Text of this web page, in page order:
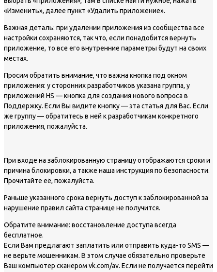
«Изменить», далее пункт «Удалить приложение».
Важная деталь: при удалении приложения из сообщества все
настройки сохраняются, так что, если понадобится вернуть
приложение, то все его внутренние параметры будут на своих
местах.
Просим обратить внимание, что важна кнопка под окном
приложения: у сторонних разработчиков указана группа, у
приложений HS — кнопка для создания нового вопроса в
Поддержку. Если Вы видите кнопку — эта статья для Вас. Если
же группу — обратитесь в ней к разработчикам конкретного
приложения, пожалуйста.
При входе на заблокированную страницу отображаются сроки и
причина блокировки, а также наша инструкция по безопасности.
Прочитайте её, пожалуйста.
Раньше указанного срока вернуть доступ к заблокированной за
нарушение правил сайта странице не получится.
Обратите внимание: восстановление доступа всегда
бесплатное.
Если Вам предлагают заплатить или отправить куда-то SMS —
не верьте мошенникам. В этом случае обязательно проверьте
Ваш компьютер сканером vk.com/av. Если не получается перейти